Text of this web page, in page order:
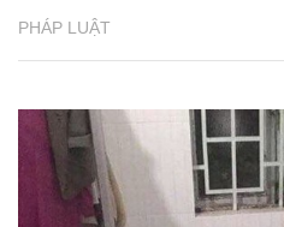
PHÁP LUẬT